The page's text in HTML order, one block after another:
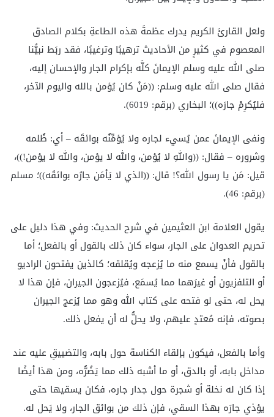
ولعل القارئَ الكريم يدرك عظمةَ هذه الطاعةِ بكلام الصادق
المعصوم في كثيرٍ من الأحاديث ترهيبًا وترغيبًا، فقد ربَط نبيُّنا
صلى الله عليه وسلم الإيمانَ كلَّه بإكرام الجار والإحسان إليه،
فقال صلى الله عليه وسلم: ((مَنْ كان يُؤمن بالله واليوم الآخر،
فليُكرِمْ جارَه))؛ البخاري (برقم: 6019).
ونفى الإيمانَ عمن يُسيء لجاره ولا يُؤمِّنُه بوائقَه – أي: ظُلمه
وشروره – فقال: ((واللهِ لا يُؤمن، والله لا يؤمن، والله لا يؤمن!))،
قيل: مَن يا رسول الله؟! قال: ((الذي لا يَأمَن جارُه بوائقَه))؛ مسلم
(برقم: 46).
يقول العلامة ابن العثيمين في شرح الحديث: وفي هذا دليل على
تحريم العدوان على الجار، سواء كان ذلك بالقول أو بالفعل؛ أما
بالقول فأنْ يسمع منه ما يُزعجه ويُقلقه؛ كالذين يفتحون الراديو
أو التلفزيون أو غيرَهما مما يُسمَع، فيُزعجون الجيران، فإن هذا لا
يحل له، حتى لو فتحه على كتاب الله وهو مما يُزعج الجيران
بصوته، فإنه مُعتدٍ عليهم، ولا يحلُّ له أن يفعل ذلك.
وأما بالفعل، فيكون بإلقاء الكناسة حول بابه، والتضييقِ عليه عند
مداخل بابه، أو بالدق، أو ما أشبه ذلك مما يَضُرُّه، ومن هذا أيضًا
إذا كان له نخلة أو شجرة حول جدار جاره، فكان يسقيها حتى
يؤذي جارَه بهذا السقي، فإن ذلك من بوائق الجار، ولا يَحل له.